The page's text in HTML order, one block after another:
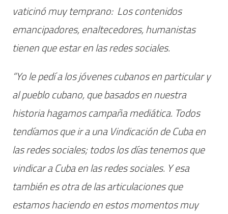
vaticinó muy temprano: Los contenidos
emancipadores, enaltecedores, humanistas
tienen que estar en las redes sociales.
“Yo le pedí a los jóvenes cubanos en particular y
al pueblo cubano, que basados en nuestra
historia hagamos campaña mediática. Todos
tendíamos que ir a una Vindicación de Cuba en
las redes sociales; todos los días tenemos que
vindicar a Cuba en las redes sociales. Y esa
también es otra de las articulaciones que
estamos haciendo en estos momentos muy